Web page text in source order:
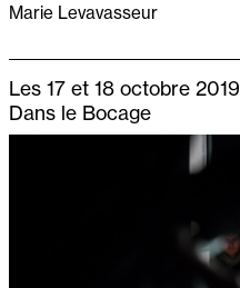
Marie Levavasseur
Les 17 et 18 octobre 2019
Dans le Bocage